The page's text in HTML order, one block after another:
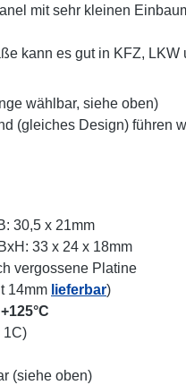
mit sehr kleinen
kann es gut in KFZ,
wählbar, siehe oben)
(gleiches Design) führen
30,5 x 21mm
33 x 24 x 18mm
vergossene Platine
14mm lieferbar)
+125°C
1C)
(siehe oben)